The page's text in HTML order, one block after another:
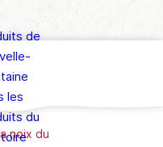
de
les
du
noix du